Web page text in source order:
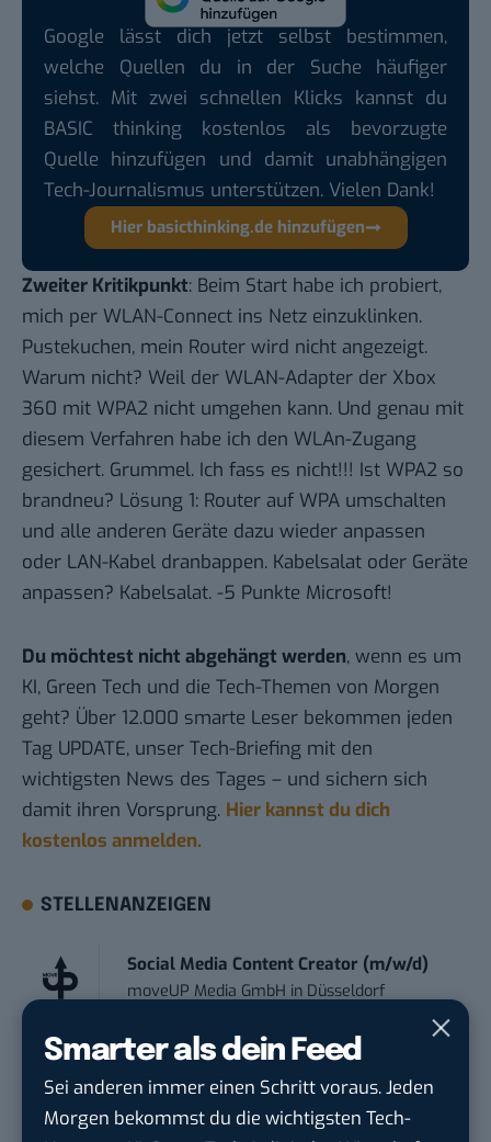
Smarter als dein Feed
Sei anderen immer einen Schritt voraus. Jeden
Morgen bekommst du die wichtigsten Tech-
Google lässt dich jetzt selbst bestimmen,
welche Quellen du in der Suche häufiger
siehst. Mit zwei schnellen Klicks kannst du
BASIC thinking kostenlos als bevorzugte
Quelle hinzufügen und damit unabhängigen
Tech-Journalismus unterstützen. Vielen Dank!
Hier basicthinking.de hinzufügen
Zweiter Kritikpunkt: Beim Start habe ich probiert,
mich per WLAN-Connect ins Netz einzuklinken.
Pustekuchen, mein Router wird nicht angezeigt.
Warum nicht? Weil der WLAN-Adapter der Xbox
360 mit WPA2 nicht umgehen kann. Und genau mit
diesem Verfahren habe ich den WLAn-Zugang
gesichert. Grummel. Ich fass es nicht!!! Ist WPA2 so
brandneu? Lösung 1: Router auf WPA umschalten
und alle anderen Geräte dazu wieder anpassen
oder LAN-Kabel dranbappen. Kabelsalat oder Geräte
anpassen? Kabelsalat. -5 Punkte Microsoft!
Du möchtest nicht abgehängt werden, wenn es um
KI, Green Tech und die Tech-Themen von Morgen
geht? Über 12.000 smarte Leser bekommen jeden
Tag UPDATE, unser Tech-Briefing mit den
wichtigsten News des Tages – und sichern sich
damit ihren Vorsprung. Hier kannst du dich
kostenlos anmelden.
STELLENANZEIGEN
Social Media Content Creator (m/w/d)
moveUP Media GmbH in Düsseldorf
Anforderungs- und Projektmanager
touristische...
trendtours Holding GmbHinEschborn